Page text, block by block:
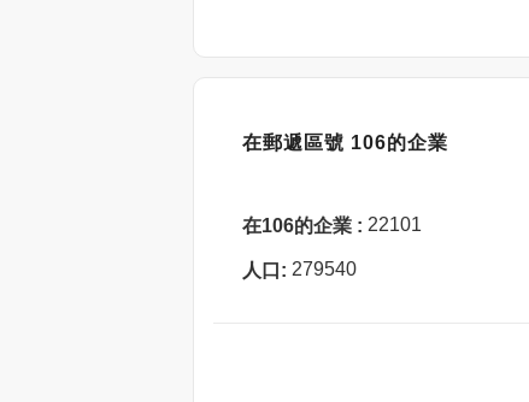
在郵遞區號 106的企業
在106的企業 : 22101
人口: 279540